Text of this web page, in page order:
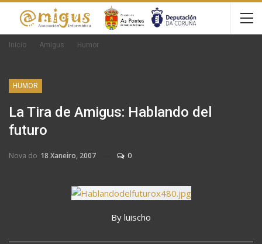
Inicio Amigus Humor
HUMOR
La Tira de Amigus: Hablando del
futuro
Nova do 18 Xaneiro, 2007 0
By luischo